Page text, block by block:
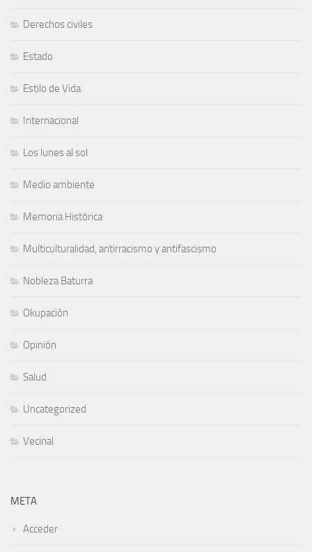
Derechos civiles
Estado
Estilo de Vida
Internacional
Los lunes al sol
Medio ambiente
Memoria Histórica
Multiculturalidad, antirracismo y antifascismo
Nobleza Baturra
Okupación
Opinión
Salud
Uncategorized
Vecinal
META
Acceder